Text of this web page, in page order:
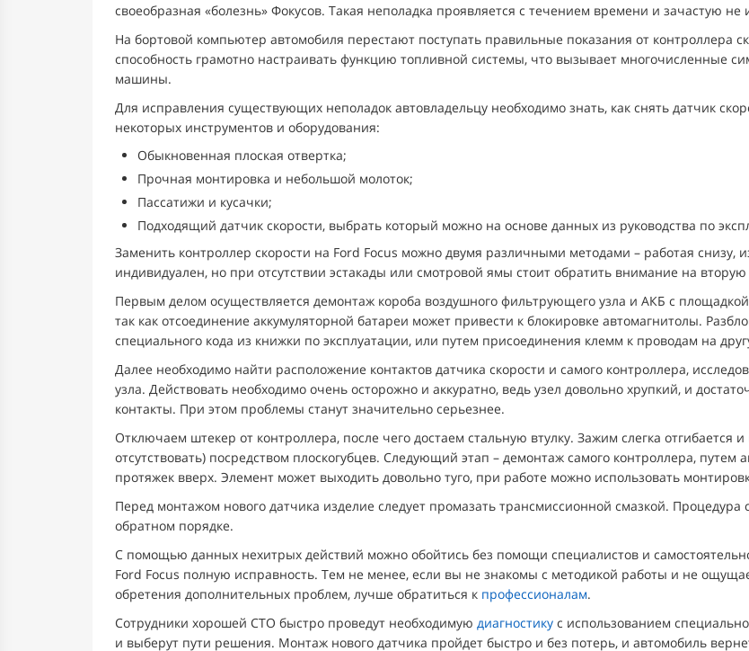
своеобразная «болезнь» Фокусов. Такая неполадка проявляется с течением времени и зачастую
На бортовой компьютер автомобиля перестают поступать правильные показания от контроллера
способность грамотно настраивать функцию топливной системы, что вызывает многочисленные
машины.
Для исправления существующих неполадок автовладельцу необходимо знать, как снять датчик
некоторых инструментов и оборудования:
Обыкновенная плоская отвертка;
Прочная монтировка и небольшой молоток;
Пассатижи и кусачки;
Подходящий датчик скорости, выбрать который можно на основе данных из руководства по
Заменить контроллер скорости на Ford Focus можно двумя различными методами – работая
индивидуален, но при отсутствии эстакады или смотровой ямы стоит обратить внимание на
Первым делом осуществляется демонтаж короба воздушного фильтрующего узла и АКБ с
так как отсоединение аккумуляторной батареи может привести к блокировке автомагнитолы.
специального кода из книжки по эксплуатации, или путем присоединения клемм к проводам на
Далее необходимо найти расположение контактов датчика скорости и самого контроллера,
узла. Действовать необходимо очень осторожно и аккуратно, ведь узел довольно хрупкий, и
контакты. При этом проблемы станут значительно серьезнее.
Отключаем штекер от контроллера, после чего достаем стальную втулку. Зажим слегка отгибается
отсутствовать) посредством плоскогубцев. Следующий этап – демонтаж самого контроллера, путем
протяжек вверх. Элемент может выходить довольно туго, при работе можно использовать
Перед монтажом нового датчика изделие следует промазать трансмиссионной смазкой.
обратном порядке.
С помощью данных нехитрых действий можно обойтись без помощи специалистов и
Ford Focus полную исправность. Тем не менее, если вы не знакомы с методикой работы и не
обретения дополнительных проблем, лучше обратиться к профессионалам.
Сотрудники хорошей СТО быстро проведут необходимую диагностику с использованием
и выберут пути решения. Монтаж нового датчика пройдет быстро и без потерь, и автомобиль